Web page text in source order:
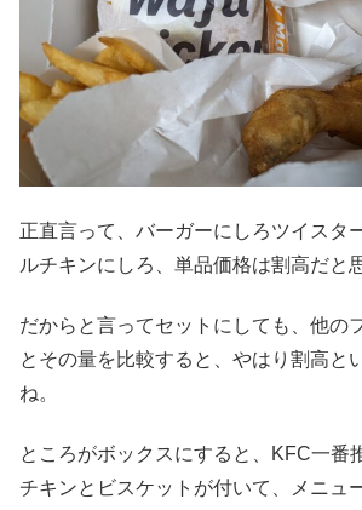
正直言って、バーガーにしろツイスタ
ルチキンにしろ、単品価格は割高だと
だからと言ってセットにしても、他の
とその量を比較すると、やはり割高と
ね。
ところがボックスにすると、KFC一番
チキンとビスケットが付いて、メニュ